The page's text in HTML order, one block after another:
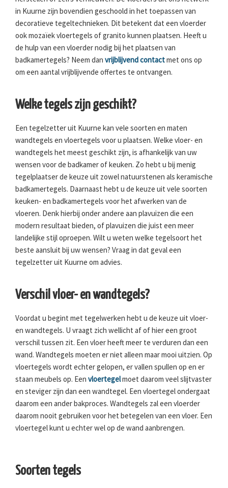
in Kuurne zijn bovendien geschoold in het toepassen van
decoratieve tegeltechnieken. Dit betekent dat een vloerder
ook mozaïek vloertegels of granito kunnen plaatsen. Heeft u
de hulp van een vloerder nodig bij het plaatsen van
badkamertegels? Neem dan vrijblijvend contactmet ons op
om een aantal vrijblijvende offertes te ontvangen.
Welke tegels zijn geschikt?
Een tegelzetter uit Kuurne kan vele soorten en maten
wandtegels en vloertegels voor u plaatsen. Welke vloer- en
wandtegels het meest geschikt zijn, is afhankelijk van uw
wensen voor de badkamer of keuken. Zo hebt u bij menig
tegelplaatser de keuze uit zowel natuurstenen als keramische
badkamertegels. Daarnaast hebt u de keuze uit vele soorten
keuken- en badkamertegels voor het afwerken van de
vloeren. Denk hierbij onder andere aan plavuizen die een
modern resultaat bieden, of plavuizen die juist een meer
landelijke stijl oproepen. Wilt u weten welke tegelsoort het
beste aansluit bij uw wensen? Vraag in dat geval een
tegelzetter uit Kuurne om advies.
Verschil vloer- en wandtegels?
Voordat u begint met tegelwerken hebt u de keuze uit vloer-
en wandtegels. U vraagt zich wellicht af of hier een groot
verschil tussen zit. Een vloer heeft meer te verduren dan een
wand. Wandtegels moeten er niet alleen maar mooi uitzien. Op
vloertegels wordt echter gelopen, er vallen spullen op en er
staan meubels op. Een vloertegelmoet daarom veel slijtvaster
en steviger zijn dan een wandtegel. Een vloertegel ondergaat
daarom een ander bakproces. Wandtegels zal een vloerder
daarom nooit gebruiken voor het betegelen van een vloer. Een
vloertegel kunt u echter wel op de wand aanbrengen.
Soorten tegels